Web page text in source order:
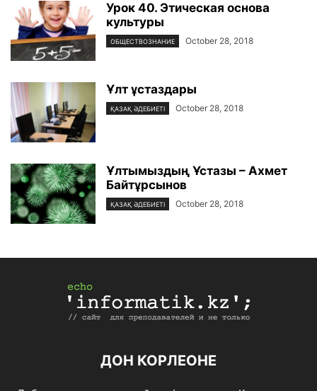
Урок 40. Этическая основа
культуры
ОБЩЕСТВОЗНАНИЕ October 28, 2018
Ұлт ұстаздары
ҚАЗАҚ ӘДЕБИЕТІ October 28, 2018
Ұлтымыздың Ұстазы – Ахмет
Байтұрсынов
ҚАЗАҚ ӘДЕБИЕТІ October 28, 2018
ДОН КОРЛЕОНЕ